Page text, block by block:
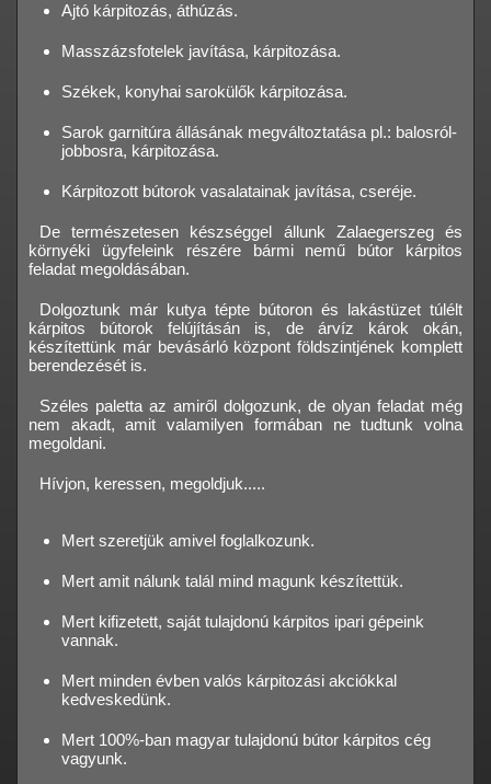
Ajtó kárpitozás, áthúzás.
Masszázsfotelek javítása, kárpitozása.
Székek, konyhai sarokülők kárpitozása.
Sarok garnitúra állásának megváltoztatása pl.: balosról-
jobbosra, kárpitozása.
Kárpitozott bútorok vasalatainak javítása, cseréje.
De természetesen készséggel állunk Zalaegerszeg és
környéki ügyfeleink részére bármi nemű bútor kárpitos
feladat megoldásában.
Dolgoztunk már kutya tépte bútoron és lakástüzet túlélt
kárpitos bútorok felújításán is, de árvíz károk okán,
készítettünk már bevásárló központ földszintjének komplett
berendezését is.
Széles paletta az amiről dolgozunk, de olyan feladat még
nem akadt, amit valamilyen formában ne tudtunk volna
megoldani.
Hívjon, keressen, megoldjuk.....
Mert szeretjük amivel foglalkozunk.
Mert amit nálunk talál mind magunk készítettük.
Mert kifizetett, saját tulajdonú kárpitos ipari gépeink
vannak.
Mert minden évben valós kárpitozási akciókkal
kedveskedünk.
Mert 100%-ban magyar tulajdonú bútor kárpitos cég
vagyunk.